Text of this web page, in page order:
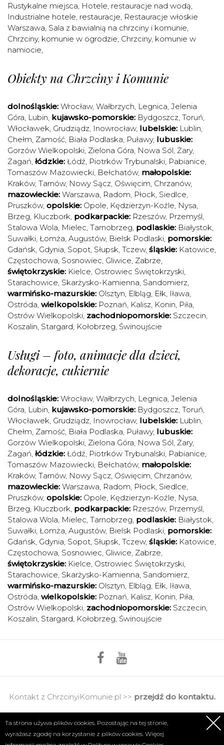
Rustykalne miejsca, Hotele, restauracje nad wodą,
Industrialne hotele, restauracje, Restauracje włoskie
Warszawa, Sala z bawialnią na chrzciny i komunie,
Chrzciny, komunie w ogrodzie, Chrzciny, komunie w
namiocie,
Obiekty na Chrzciny i Komunie
dolnośląskie: Wrocław, Wałbrzych, Legnica, Jelenia
Góra, Lubin, kujawsko-pomorskie: Bydgoszcz, Toruń,
Włocławek, Grudziądz, Inowrocław, lubelskie: Lublin,
Chełm, Zamość, Biała Podlaska, Puławy, lubuskie:
Gorzów Wielkopolski, Zielona Góra, Nowa Sól, Żary,
Żagań, łódzkie: Łódź, Piotrków Trybunalski, Pabianice,
Tomaszów Mazowiecki, Bełchatów, małopolskie:
Kraków, Tarnów, Nowy Sącz, Oświęcim, Chrzanów,
mazowieckie: Warszawa, Radom, Płock, Siedlce,
Pruszków, opolskie: Opole, Kędzierzyn-Koźle, Nysa,
Brzeg, Kluczbork, podkarpackie: Rzeszów, Przemyśl,
Stalowa Wola, Mielec, Tarnobrzeg, podlaskie: Białystok,
Suwałki, Łomża, Augustów, Bielsk Podlaski, pomorskie:
Gdańsk, Gdynia, Sopot, Słupsk, Tczew, śląskie: Katowice,
Częstochowa, Sosnowiec, Gliwice, Zabrze,
świętokrzyskie: Kielce, Ostrowiec Świętokrzyski,
Starachowice, Skarżysko-Kamienna, Sandomierz,
warmińsko-mazurskie: Olsztyn, Elbląg, Ełk, Iława,
Ostróda, wielkopolskie: Poznań, Kalisz, Konin, Piła,
Ostrów Wielkopolski, zachodniopomorskie: Szczecin,
Koszalin, Stargard, Kołobrzeg, Świnoujście
Usługi – foto, animacje dla dzieci,
dekoracje, cukiernie
dolnośląskie: Wrocław, Wałbrzych, Legnica, Jelenia
Góra, Lubin, kujawsko-pomorskie: Bydgoszcz, Toruń,
Włocławek, Grudziądz, Inowrocław, lubelskie: Lublin,
Chełm, Zamość, Biała Podlaska, Puławy, lubuskie:
Gorzów Wielkopolski, Zielona Góra, Nowa Sól, Żary,
Żagań, łódzkie: Łódź, Piotrków Trybunalski, Pabianice,
Tomaszów Mazowiecki, Bełchatów, małopolskie:
Kraków, Tarnów, Nowy Sącz, Oświęcim, Chrzanów,
mazowieckie: Warszawa, Radom, Płock, Siedlce,
Pruszków, opolskie: Opole, Kędzierzyn-Koźle, Nysa,
Brzeg, Kluczbork, podkarpackie: Rzeszów, Przemyśl,
Stalowa Wola, Mielec, Tarnobrzeg, podlaskie: Białystok,
Suwałki, Łomża, Augustów, Bielsk Podlaski, pomorskie:
Gdańsk, Gdynia, Sopot, Słupsk, Tczew, śląskie: Katowice,
Częstochowa, Sosnowiec, Gliwice, Zabrze,
świętokrzyskie: Kielce, Ostrowiec Świętokrzyski,
Starachowice, Skarżysko-Kamienna, Sandomierz,
warmińsko-mazurskie: Olsztyn, Elbląg, Ełk, Iława,
Ostróda, wielkopolskie: Poznań, Kalisz, Konin, Piła,
Ostrów Wielkopolski, zachodniopomorskie: Szczecin,
Koszalin, Stargard, Kołobrzeg, Świnoujście
Kontakt z ChrzcinyiKomunie.pl >> przejdź do kontaktu.
Regulamin Polityka prywatności
Copyright 2017 © Axel Media | Designed by Designum.pl
Ta strona używa plików cookies. Pozostając na tej stronie,
wyrażasz zgodę na korzystanie z plików cookies. Więcej